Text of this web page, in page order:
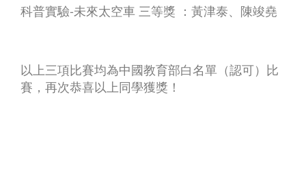
科普實驗-未來太空車 三等獎 ：黃津泰、陳竣堯
以上三項比賽均為中國教育部白名單（認可）比
賽，再次恭喜以上同學獲獎！